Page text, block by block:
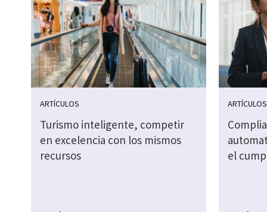
ARTÍCULOS
Turismo inteligente, competir
en excelencia con los mismos
recursos
ARTÍCULOS
el